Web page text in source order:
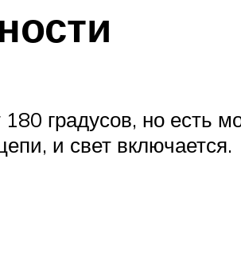
градусов, но есть
и свет включается.